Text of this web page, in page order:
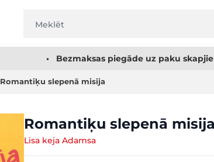
• Bezmaksas piegāde uz paku
Romantiķu slepenā misija
Romantiķu slepenā misija
Lisa keja Adamsa